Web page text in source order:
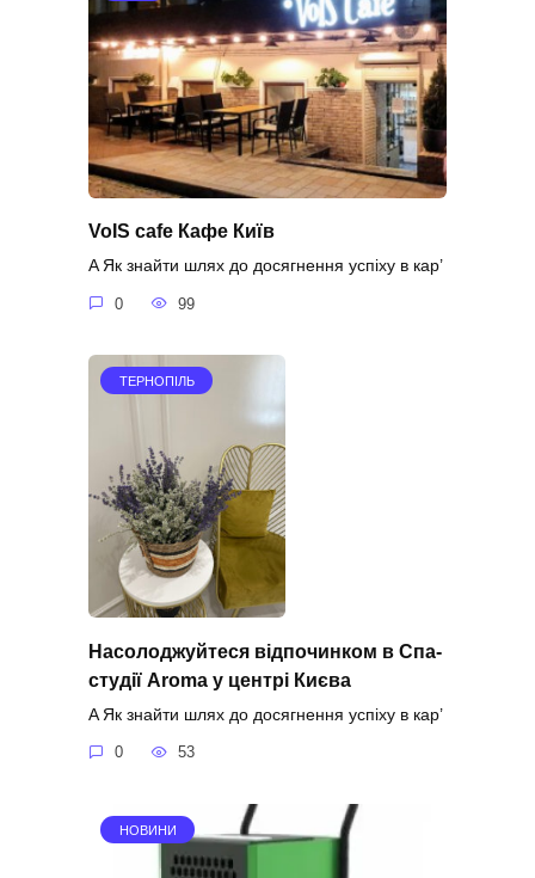
VoIS cafe Кафе Київ
A Як знайти шлях до досягнення успіху в кар’
0 99
ТЕРНОПІЛЬ
Насолоджуйтеся відпочинком в Спа-
студії Aroma у центрі Києва
A Як знайти шлях до досягнення успіху в кар’
0 53
НОВИНИ